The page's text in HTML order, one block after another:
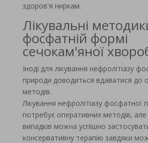
здоров'я ниркам.
Лікувальні
фосфатній формі
сечокам'яної
Іноді для лікування нефролітіазу
природи доводиться вдаватися до
методів.
Лікування нефролітіазу фосфатної
потребує оперативних методів, але
випадків можна успішно
консервативну терапію завдяки